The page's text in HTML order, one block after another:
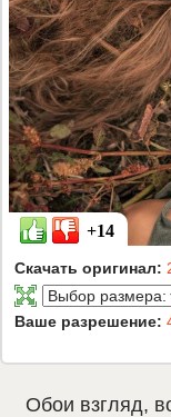
+14
Скачать оригинал:
Ваше разрешение:
Обои взгляд,